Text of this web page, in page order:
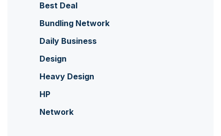
Best Deal
Bundling Network
Daily Business
Design
Heavy Design
HP
Network